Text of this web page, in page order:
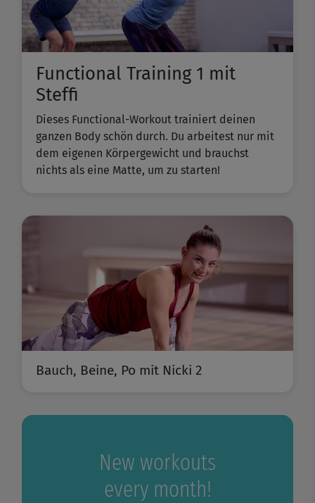
Functional Training 1 mit
Steffi
Dieses Functional-Workout trainiert deinen
ganzen Body schön durch. Du arbeitest nur mit
dem eigenen Körpergewicht und brauchst
nichts als eine Matte, um zu starten!
Bauch, Beine, Po mit Nicki 2
New workouts
every month!